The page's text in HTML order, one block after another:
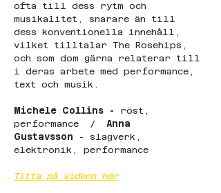
ofta till dess rytm och
musikalitet, snarare än till
dess konventionella innehåll,
vilket tilltalar The Rosehips,
och som dom gärna relaterar till
i deras arbete med performance,
text och musik.
Michele Collins - röst,
performance  / Anna
Gustavsson - slagverk,
elektronik, performance
Titta på videon här